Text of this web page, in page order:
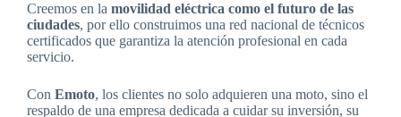
Creemos en la movilidad eléctrica como el futuro de las
ciudades, por ello construimos una red nacional de técnicos
certificados que garantiza la atención profesional en cada
servicio.
Con Emoto, los clientes no solo adquieren una moto, sino el
respaldo de una empresa dedicada a cuidar su inversión, su